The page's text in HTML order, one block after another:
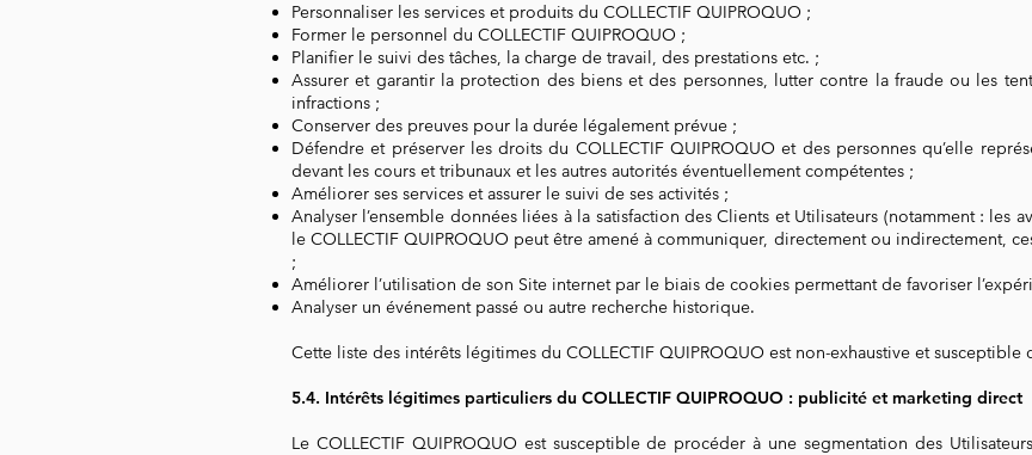
Personnaliser les services et produits du COLLECTIF QUIPROQUO ;
Former le personnel du COLLECTIF QUIPROQUO ;
Planifier le suivi des tâches, la charge de travail, des prestations etc. ;
Assurer et garantir la protection des biens et des personnes, lutter contre la fraude ou les
infractions ;
Conserver des preuves pour la durée légalement prévue ;
Défendre et préserver les droits du COLLECTIF QUIPROQUO et des personnes qu’elle
devant les cours et tribunaux et les autres autorités éventuellement compétentes ;
Améliorer ses services et assurer le suivi de ses activités ;
Analyser l’ensemble données liées à la satisfaction des Clients et Utilisateurs (notamment : les
le COLLECTIF QUIPROQUO peut être amené à communiquer, directement ou indirectement,
;
Améliorer l’utilisation de son Site internet par le biais de cookies permettant de favoriser
Analyser un événement passé ou autre recherche historique.
Cette liste des intérêts légitimes du COLLECTIF QUIPROQUO est non-exhaustive et susceptible
5.4. Intérêts légitimes particuliers du COLLECTIF QUIPROQUO : publicité et marketing direct
Le COLLECTIF QUIPROQUO est susceptible de procéder à une segmentation des